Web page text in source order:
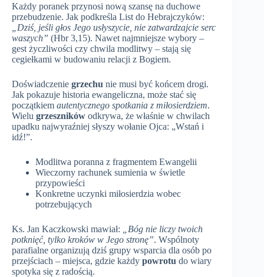
Każdy poranek przynosi nową szansę na duchowe
przebudzenie. Jak podkreśla List do Hebrajczyków:
„Dziś, jeśli głos Jego usłyszycie, nie zatwardzajcie serc
waszych” (Hbr 3,15). Nawet najmniejsze wybory –
gest życzliwości czy chwila modlitwy – stają się
cegiełkami w budowaniu relacji z Bogiem.
Doświadczenie grzechu nie musi być końcem drogi.
Jak pokazuje historia ewangeliczna, może stać się
początkiem autentycznego spotkania z miłosierdziem.
Wielu grzeszników odkrywa, że właśnie w chwilach
upadku najwyraźniej słyszy wołanie Ojca: „Wstań i
idź!”.
Modlitwa poranna z fragmentem Ewangelii
Wieczorny rachunek sumienia w świetle
przypowieści
Konkretne uczynki miłosierdzia wobec
potrzebujących
Ks. Jan Kaczkowski mawiał:
„Bóg nie liczy twoich
potknięć, tylko kroków w Jego stronę”. Wspólnoty
parafialne organizują dziś grupy wsparcia dla osób po
przejściach – miejsca, gdzie każdy powrotu do wiary
spotyka się z radością.